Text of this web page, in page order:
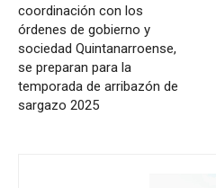
coordinación con los
órdenes de gobierno y
sociedad Quintanarroense,
se preparan para la
temporada de arribazón de
sargazo 2025